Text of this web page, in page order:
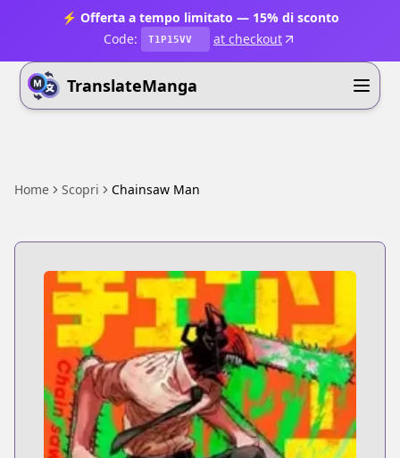
⚡ Offerta a tempo limitato — 15% di sconto
Code:
T1P15VV at checkout
TranslateManga
Home Scopri Chainsaw Man